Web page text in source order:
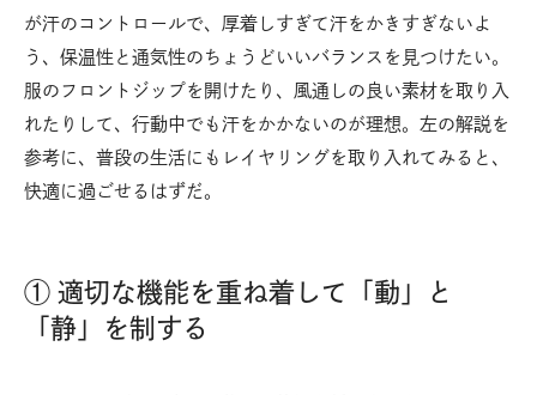
が汗のコントロールで、厚着しすぎて汗をかきすぎないよ
う、保温性と通気性のちょうどいいバランスを見つけたい。
服のフロントジップを開けたり、風通しの良い素材を取り入
れたりして、行動中でも汗をかかないのが理想。左の解説を
参考に、普段の生活にもレイヤリングを取り入れてみると、
快適に過ごせるはずだ。
① 適切な機能を重ね着して「動」と
「静」を制する